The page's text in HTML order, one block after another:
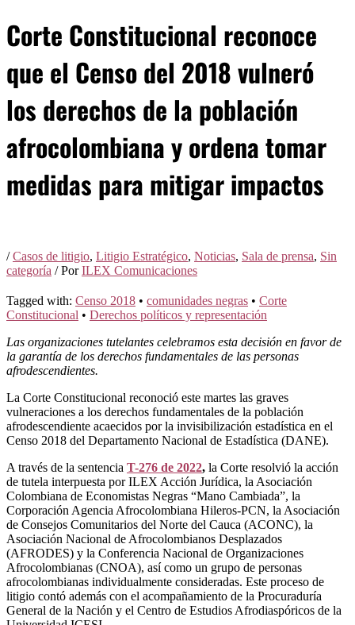
Corte Constitucional reconoce
que el Censo del 2018 vulneró
los derechos de la población
afrocolombiana y ordena tomar
medidas para mitigar impactos
/Casos de litigio, Litigio Estratégico, Noticias, Sala de prensa, Sin
categoría / PorILEX Comunicaciones
Tagged with: Censo 2018 • comunidades negras • Corte
Constitucional • Derechos políticos y representación
Las organizaciones tutelantes celebramos esta decisión en favor de
la garantía de los derechos fundamentales de las personas
afrodescendientes.
La Corte Constitucional reconoció este martes las graves
vulneraciones a los derechos fundamentales de la población
afrodescendiente acaecidos por la invisibilización estadística en el
Censo 2018 del Departamento Nacional de Estadística (DANE).
A través de la sentencia T-276 de 2022, la Corte resolvió la acción
de tutela interpuesta por ILEX Acción Jurídica, la Asociación
Colombiana de Economistas Negras “Mano Cambiada”, la
Corporación Agencia Afrocolombiana Hileros-PCN, la Asociación
de Consejos Comunitarios del Norte del Cauca (ACONC), la
Asociación Nacional de Afrocolombianos Desplazados
(AFRODES) y la Conferencia Nacional de Organizaciones
Afrocolombianas (CNOA), así como un grupo de personas
afrocolombianas individualmente consideradas. Este proceso de
litigio contó además con el acompañamiento de la Procuraduría
General de la Nación y el Centro de Estudios Afrodiaspóricos de la